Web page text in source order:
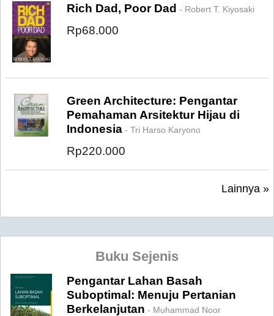
Rich Dad, Poor Dad - Robert T. Kiyosaki
Rp68.000
Green Architecture: Pengantar
Pemahaman Arsitektur Hijau di
Indonesia - Tri Harso Karyono
Rp220.000
Lainnya »
Buku Sejenis
Pengantar Lahan Basah
Suboptimal: Menuju Pertanian
Berkelanjutan - Muhammad Noor